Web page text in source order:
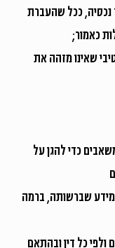
נכסיה, ככל שהעברת
כאמור;
שאינו מזהה את
כדי להגן על
שברשותה, ברמה
כל דין ובהתאם